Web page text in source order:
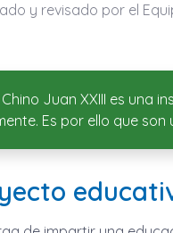
y revisado por el
Juan XXIII es
Es por ello que son